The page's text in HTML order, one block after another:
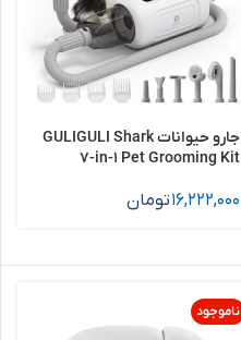
جارو حیوانات GULIGULI Shark
7-in-1 Pet Grooming Kit
16,222,000تومان
ناموجود